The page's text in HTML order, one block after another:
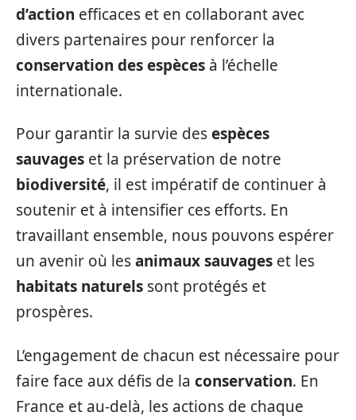
d’action efficaces et en collaborant avec
divers partenaires pour renforcer la
conservation des espèces à l’échelle
internationale.
Pour garantir la survie desespèces
sauvages et la préservation de notre
biodiversité, il est impératif de continuer à
soutenir et à intensifier ces efforts. En
travaillant ensemble, nous pouvons espérer
un avenir où lesanimaux sauvages et les
habitats naturels sont protégés et
prospères.
L’engagement de chacun est nécessaire pour
faire face aux défis de la conservation. En
France et au-delà, les actions de chaque